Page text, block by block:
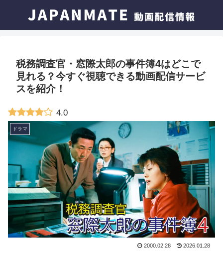
税務調査官・窓際太郎の事件簿4はどこで
見れる？今すぐ視聴できる動画配信サービ
スを紹介！
4.0
ドラマ
2000.02.28 2026.01.28